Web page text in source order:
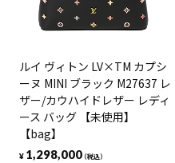
ルイ ヴィトン LV×TM カプシ
ーヌ MINI ブラック M27637 レ
ザー/カウハイドレザー レディ
ース バッグ 【未使用】
【bag】
¥ 1,298,000（税込）